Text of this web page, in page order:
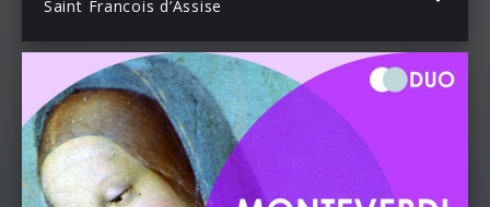
Saint Francois d’Assise